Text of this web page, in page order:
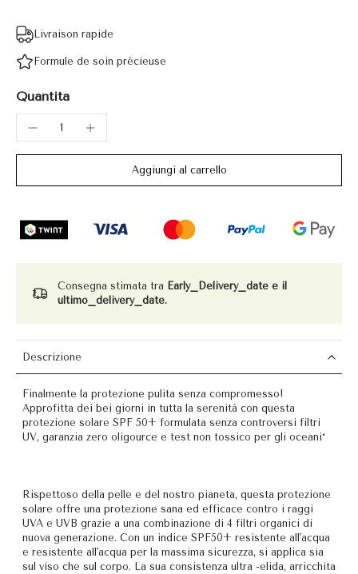
Livraison rapide
Formule de soin précieuse
Quantità
Aggiungi al carrello
Consegna stimata tra Early_Delivery_date e il
ultimo_delivery_date.
Descrizione
Finalmente la protezione pulita senza compromesso!
Approfitta dei bei giorni in tutta la serenità con questa
protezione solare SPF 50+ formulata senza controversi filtri
UV, garanzia zero oligource e test non tossico per gli oceani*
Rispettoso della pelle e del nostro pianeta, questa protezione
solare offre una protezione sana ed efficace contro i raggi
UVA e UVB grazie a una combinazione di 4 filtri organici di
nuova generazione. Con un indice SPF50+ resistente all'acqua
e resistente all'acqua per la massima sicurezza, si applica sia
sul viso che sul corpo. La sua consistenza ultra -elida, arricchita